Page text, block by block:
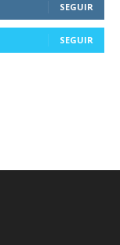
SEGUIR
SEGUIR